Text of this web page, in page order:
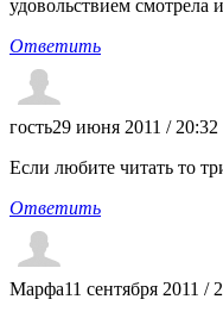
удовольствием смотрела
Ответить
гость29 июня 2011 / 20:32
Если любите читать то
Ответить
Марфа11 сентября 2011 /